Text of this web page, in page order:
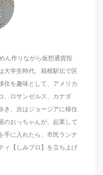
ん作りながら仮想通貨投
大学生時代、箱根駅伝で区
住を趣味として、アメリカ
、ロサンゼルス、カナダ
き、次はジョージアに移住
のおっちゃんが、起業して
手に入れたら、市民ランナ
ィ【しみプロ】を立ち上げ